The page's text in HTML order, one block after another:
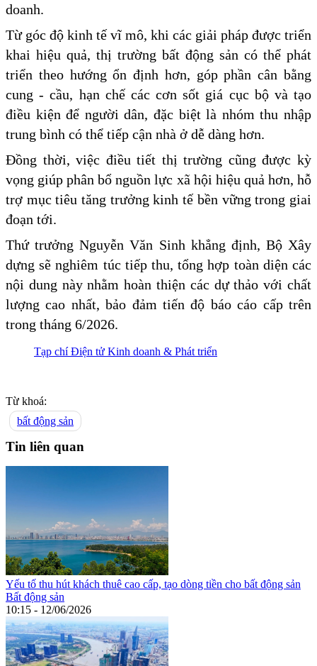
doanh.
Từ góc độ kinh tế vĩ mô, khi các giải pháp được triển
khai hiệu quả, thị trường bất động sản có thể phát
triển theo hướng ổn định hơn, góp phần cân bằng
cung - cầu, hạn chế các cơn sốt giá cục bộ và tạo
điều kiện để người dân, đặc biệt là nhóm thu nhập
trung bình có thể tiếp cận nhà ở dễ dàng hơn.
Đồng thời, việc điều tiết thị trường cũng được kỳ
vọng giúp phân bổ nguồn lực xã hội hiệu quả hơn, hỗ
trợ mục tiêu tăng trưởng kinh tế bền vững trong giai
đoạn tới.
Thứ trưởng Nguyễn Văn Sinh khẳng định, Bộ Xây
dựng sẽ nghiêm túc tiếp thu, tổng hợp toàn diện các
nội dung này nhằm hoàn thiện các dự thảo với chất
lượng cao nhất, bảo đảm tiến độ báo cáo cấp trên
trong tháng 6/2026.
Tạp chí Điện tử Kinh doanh & Phát triển
Từ khoá:
bất động sản
Tin liên quan
Yếu tố thu hút khách thuê cao cấp, tạo dòng tiền cho bất động sản
Bất động sản
10:15 - 12/06/2026